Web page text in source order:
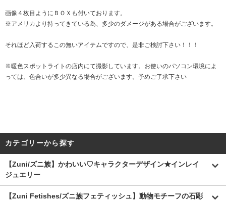
画像４枚目ようにＢＯＸも付いております。
※アメリカより持ってきている為、多少のダメージがある場合がございます。
それほど入荷するこの無いアイテムですので、是非ご検討下さい！！！
※暖色スポットライトの店内にて撮影しています。お使いのパソコン環境によ
っては、色合いが多少異なる場合がございます。予めご了承下さい
カテゴリーから探す
【Zuni/ズニ族】かわいい♡キャラクターデザイン★インレイ
ジュエリー
【Zuni Fetishes/ズニ族フェティッシュ】動物モチーフの石彫